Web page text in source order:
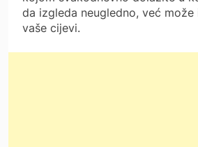
da izgleda neugledno, već
vaše cijevi.